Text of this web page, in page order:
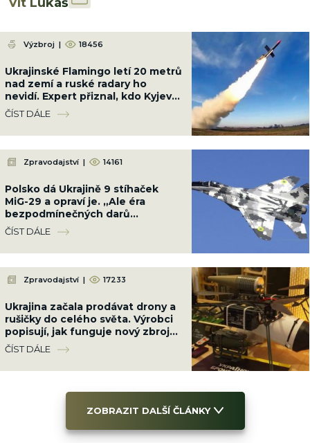
Výzbroj | 18456
Ukrajinské Flamingo letí 20 metrů
nad zemí a ruské radary ho
nevidí. Expert přiznal, kdo Kyjevu
pomáhá s naváděním
ČÍST DÁLE
Zpravodajství | 14161
Polsko dá Ukrajině 9 stíhaček
MiG-29 a opraví je. „Ale éra
bezpodmínečných darů
skončila,“ vzkázala Varšava
ČÍST DÁLE
Zpravodajství | 17233
Ukrajina začala prodávat drony a
rušičky do celého světa. Výrobci
popisují, jak funguje nový zbrojní
byznys uprostřed války
ČÍST DÁLE
ZOBRAZIT DALŠÍ ČLÁNKY